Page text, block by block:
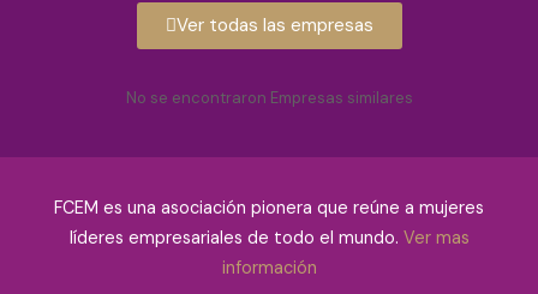
Ver todas las empresas
No se encontraron Empresas similares
FCEM es una asociación pionera que reúne a mujeres
líderes empresariales de todo el mundo. Ver mas
información